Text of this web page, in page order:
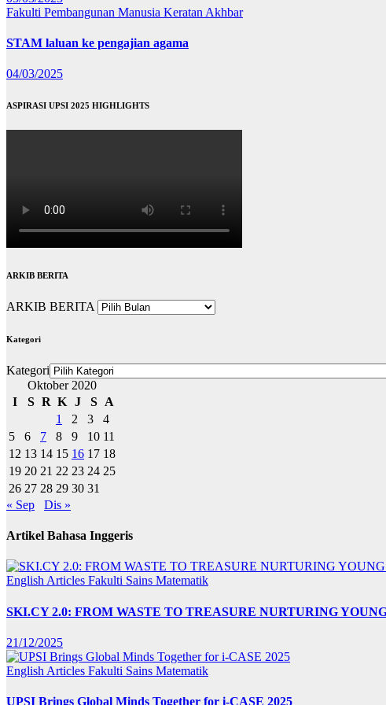
Fakulti Pembangunan Manusia Keratan Akhbar
STAM laluan ke pengajian agama
04/03/2025
ASPIRASI UPSI 2025 HIGHLIGHTS
ARKIB BERITA
ARKIB BERITA
Kategori
Kategori
Oktober 2020
I
S R K J S
A
1
2 3
4
5
6 7 8 9 10 11
12 13 14 15 16 17 18
19 20 21 22 23 24 25
26 27 28 29 30 31
« Sep
Dis »
Artikel Bahasa Inggeris
English Articles Fakulti Sains Matematik
SKI.CY 2.0: FROM WASTE TO TREASURE NURTURING
21/12/2025
English Articles Fakulti Sains Matematik
UPSI Brings Global Minds Together for i-CASE 2025